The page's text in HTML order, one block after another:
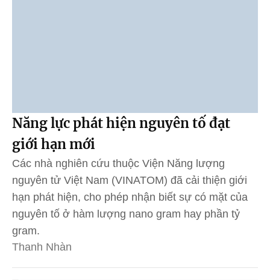
Năng lực phát hiện nguyên tố đạt
giới hạn mới
Các nhà nghiên cứu thuộc Viện Năng lượng
nguyên tử Việt Nam (VINATOM) đã cải thiện giới
hạn phát hiện, cho phép nhận biết sự có mặt của
nguyên tố ở hàm lượng nano gram hay phần tỷ
gram.
Thanh Nhàn